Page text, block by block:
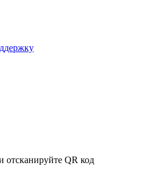
отсканируйте QR код